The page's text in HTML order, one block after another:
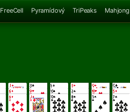
FreeCell Pyramídový TriPeaks Mahjong